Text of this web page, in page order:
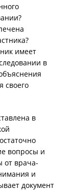
имеет
в
своего
в
вопросы и
от врача-
и
документ